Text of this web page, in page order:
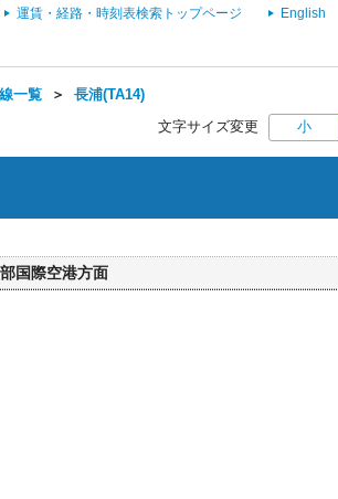
運賃・経路・時刻表検索トップページ English
一覧 ＞ 長浦(TA14)
文字サイズ変更 小
国際空港方面